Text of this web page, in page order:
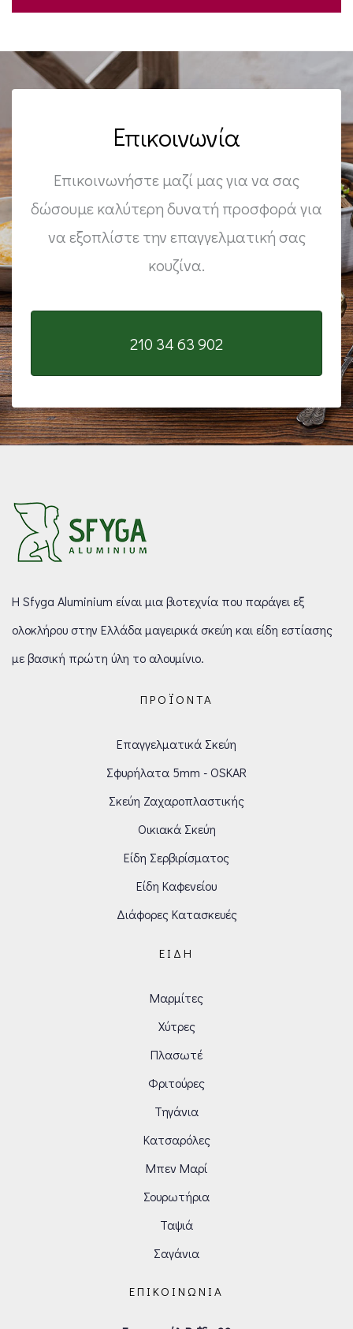
Επικοινωνία
Επικοινωνήστε μαζί μας για να σας
δώσουμε καλύτερη δυνατή προσφορά για
να εξοπλίστε την επαγγελματική σας
κουζίνα.
210 34 63 902
Η Sfyga Aluminium είναι μια βιοτεχνία που παράγει εξ
ολοκλήρου στην Ελλάδα μαγειρικά σκεύη και είδη εστίασης
με βασική πρώτη ύλη το αλουμίνιο.
ΠΡΟΪΌΝΤΑ
Επαγγελματικά Σκεύη
Σφυρήλατα 5mm - OSKAR
Σκεύη Ζαχαροπλαστικής
Οικιακά Σκεύη
Είδη Σερβιρίσματος
Είδη Καφενείου
Διάφορες Κατασκευές
ΕΊΔΗ
Μαρμίτες
Χύτρες
Πλασωτέ
Φριτούρες
Τηγάνια
Κατσαρόλες
Μπεν Μαρί
Σουρωτήρια
Ταψιά
Σαγάνια
ΕΠΙΚΟΙΝΩΝΊΑ